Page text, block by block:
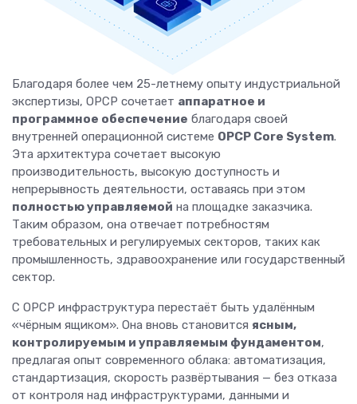
Благодаря более чем 25-летнему опыту индустриальной
экспертизы, OPCP сочетает аппаратное и
программное обеспечение благодаря своей
внутренней операционной системе OPCP Core System.
Эта архитектура сочетает высокую
производительность, высокую доступность и
непрерывность деятельности, оставаясь при этом
полностью управляемой на площадке заказчика.
Таким образом, она отвечает потребностям
требовательных и регулируемых секторов, таких как
промышленность, здравоохранение или государственный
сектор.
С OPCP инфраструктура перестаёт быть удалённым
«чёрным ящиком». Она вновь становится ясным,
контролируемым и управляемым фундаментом,
предлагая опыт современного облака: автоматизация,
стандартизация, скорость развёртывания — без отказа
от контроля над инфраструктурами, данными и